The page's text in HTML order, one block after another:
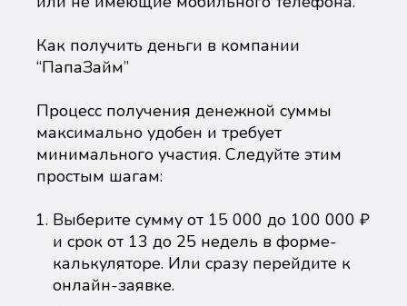
Как получить деньги в компании
“ПапаЗайм”
Процесс получения денежной суммы
максимально удобен и требует
минимального участия. Следуйте этим
простым шагам:
Выберите сумму от 15 000 до 100 000 ₽
и срок от 13 до 25 недель в форме-
калькуляторе. Или сразу перейдите к
онлайн-заявке.